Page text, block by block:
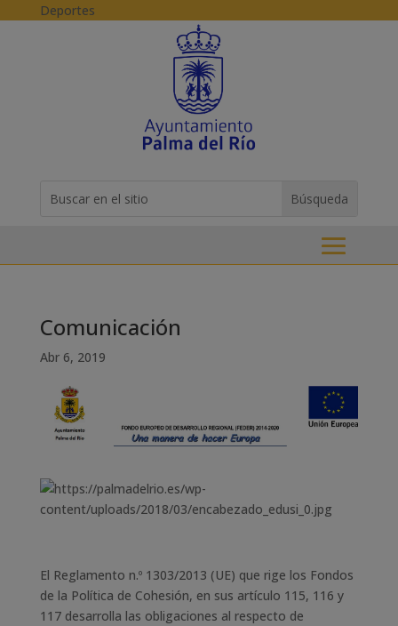
Skip to content
Deportes
for...
Comunicación
Abr 6, 2019
El Reglamento n.º 1303/2013 (UE) que rige los Fondos
de la Política de Cohesión, en sus artículo 115, 116 y
117 desarrolla las obligaciones al respecto de